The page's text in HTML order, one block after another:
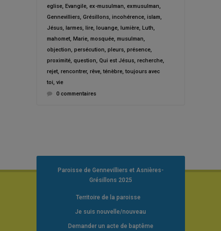
eglise, Evangile, ex-musulman exmusulman
Gennevilliers, Grésillons, incohérence, islam
Jésus, larmes, lire, louange, lumière, Luth
mahomet, Marie, mosquée, musulman
objection persécution pleurs, présence,
proximité, question Qui est Jésus, recherche,
rejet, rencontrer, rêve, ténèbre, toujours avec
toi vie
0 commentaires
Paroisse de Gennevilliers et Asnières-
Grésillons 2025
Territoire de la paroisse
Je suis nouvelle/nouveau
Demander un acte de baptême